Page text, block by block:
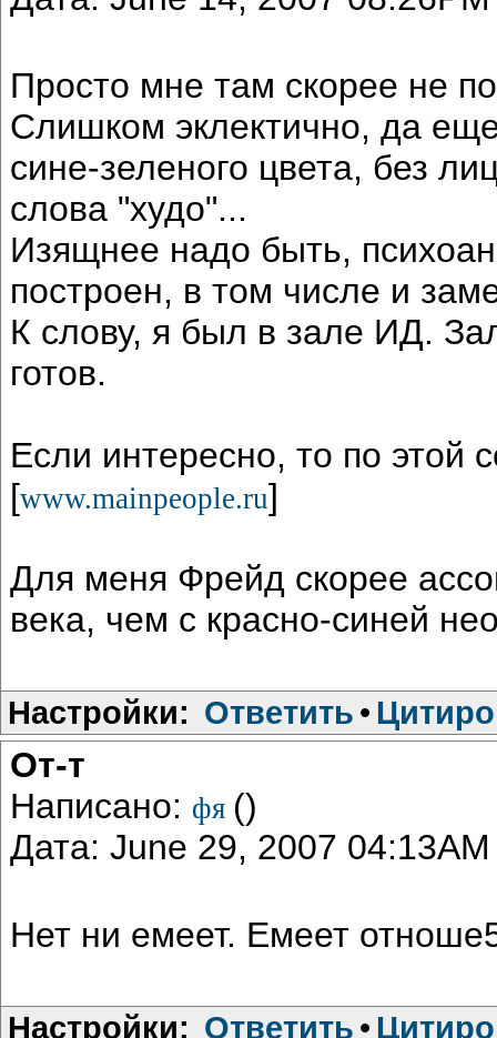
Просто мне там скорее не
Слишком эклектично, да
сине-зеленого цвета, без
слова "худо"...
Изящнее надо быть,
построен, в том числе и
К слову, я был в зале ИД.
готов.
Если интересно, то по этой
[www.mainpeople.ru]
Для меня Фрейд скорее
века, чем с красно-синей
Настройки: Ответить •
От-т
Написано: фя ()
Дата: June 29, 2007 04:13AM
Нет ни емеет. Емеет
Настройки: Ответить •